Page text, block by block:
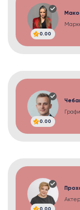
0.00
0.00
0.00